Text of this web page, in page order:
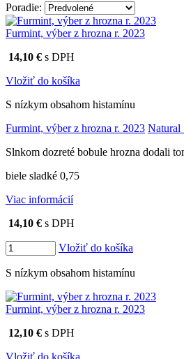
Vyrábame kvalitné odrodové a
najmodernejšími technológiami, vrátane
Poradie:
Furmint, výber z hrozna r. 2023
14,10 € s DPH
Vložiť do košíka
S nízkym obsahom histamínu
Furmint, výber z hrozna r. 2023 Natural
Slnkom dozreté bobule hrozna dodali
biele sladké 0,75
Viac informácií
14,10 € s DPH
Vložiť do košíka
S nízkym obsahom histamínu
Furmint, výber z hrozna r. 2023
12,10 € s DPH
Vložiť do košíka